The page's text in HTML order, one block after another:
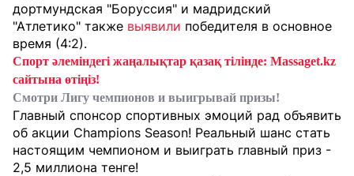
дортмундская "Боруссия" и мадридский
"Атлетико" также выявили победителя в основное
время (4:2).
Спорт әлеміндегі жаңалықтар қазақ тілінде: Massaget.kz
сайтына өтіңіз!
Смотри Лигу чемпионов и выигрывай призы!
Главный спонсор спортивных эмоций рад объявить
об акции Champions Season! Реальный шанс стать
настоящим чемпионом и выиграть главный приз -
2,5 миллиона тенге!